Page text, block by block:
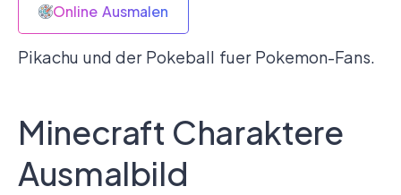
Online Ausmalen
Pikachu und der Pokeball fuer Pokemon-Fans.
Minecraft Charaktere
Ausmalbild